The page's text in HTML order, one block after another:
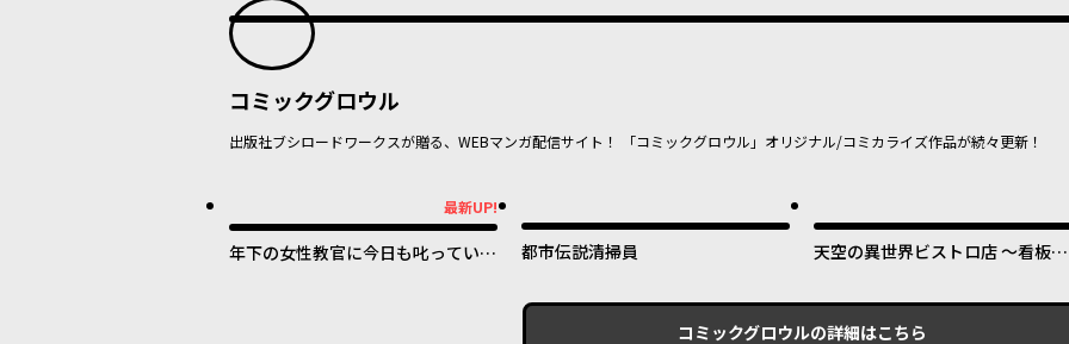
コミックグロウル
出版社ブシロードワークスが贈る、WEBマンガ配信サイト！ 「コミックグロウル」オリジナル/コミカライズ作品が続々更新！
最新UP!
年下の女性教官に今日も叱っていた
都市伝説清掃員
天空の異世界ビストロ店 ～看板娘
コミックグロウルの詳細はこちら